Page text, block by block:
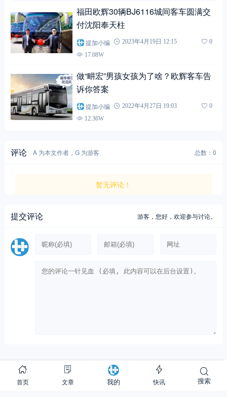
福田欧辉30辆BJ6116城间客车圆满交
付沈阳奉天柱
提加小编 2023年4月19日 12:15
0
17.08W
做“畊宏”男孩女孩为了啥？欧辉客车告
诉你答案
提加小编 2022年4月27日 19:03
0
12.36W
评论 A 为本文作者，G 为游客 总数：0
暂无评论！
提交评论 游客，您好，欢迎参与讨论。
Copyright © 2012-至今
提加商用车网
首页 文章 我的 快讯 搜索